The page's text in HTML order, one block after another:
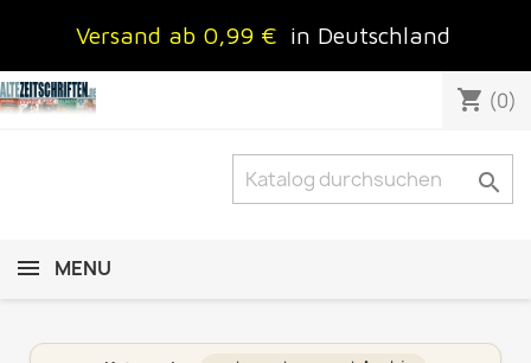
Versand ab 0,99 € in Deutschland
shopping_cart (0)

MENU